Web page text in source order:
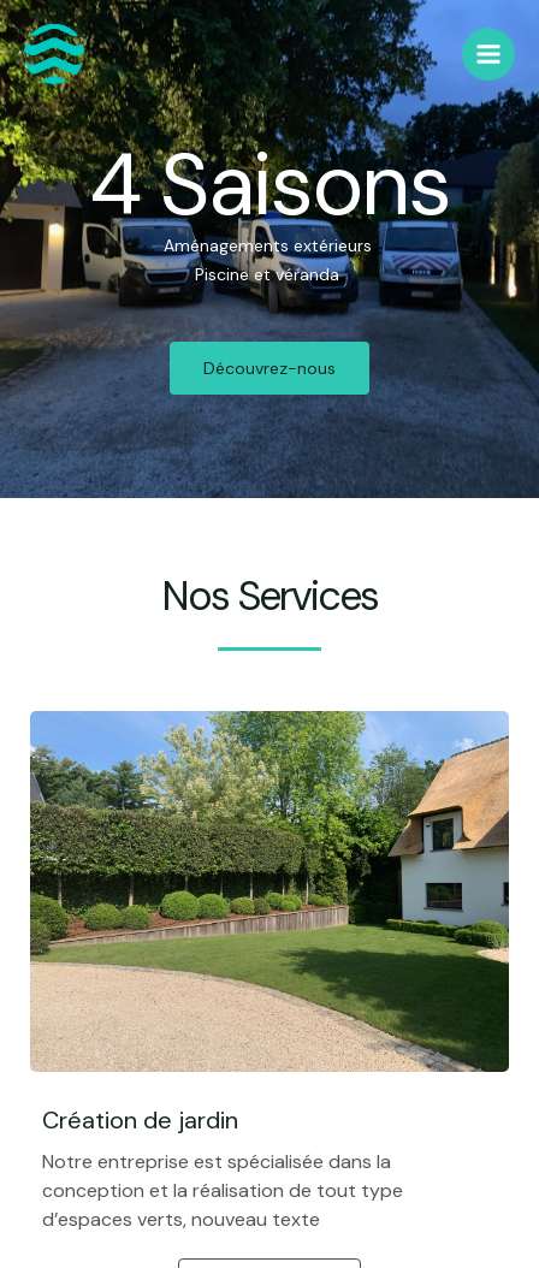
4 Saisons
Aménagements extérieurs
Piscine et véranda
Découvrez-nous
Nos Services
Création de jardin
Notre entreprise est spécialisée dans la
conception et la réalisation de tout type
d’espaces verts, nouveau texte